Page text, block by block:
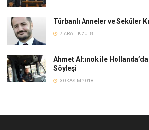
Türbanlı Anneler ve Seküler
7 ARALIK 2018
Ahmet Altınok ile
Söyleşi
30 KASIM 2018